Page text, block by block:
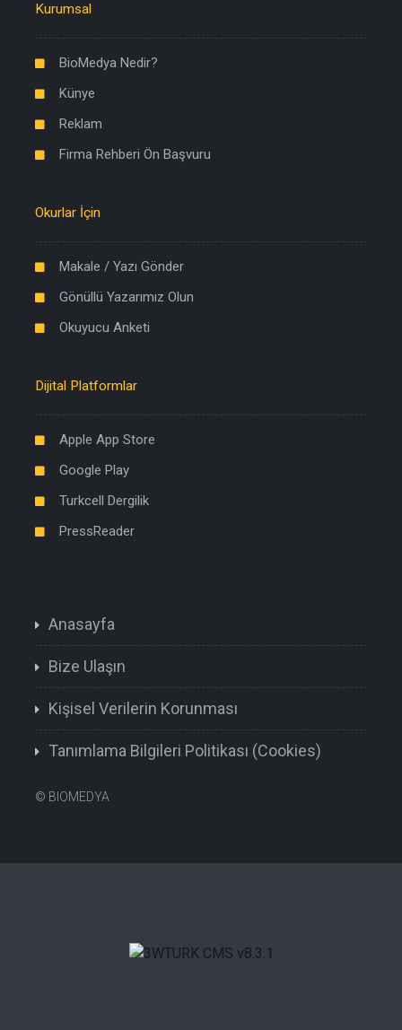
Kurumsal
BioMedya Nedir?
Künye
Reklam
Firma Rehberi Ön Başvuru
Okurlar İçin
Makale / Yazı Gönder
Gönüllü Yazarımız Olun
Okuyucu Anketi
Dijital Platformlar
Apple App Store
Google Play
Turkcell Dergilik
PressReader
Anasayfa
Bize Ulaşın
Kişisel Verilerin Korunması
Tanımlama Bilgileri Politikası (Cookies)
© BIOMEDYA